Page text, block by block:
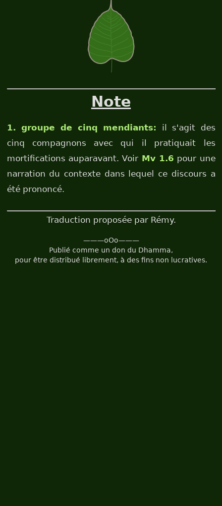
Note
1. groupe de cinq mendiants: il s'agit des
cinq compagnons avec qui il pratiquait les
mortifications auparavant. Voir Mv 1.6 pour une
narration du contexte dans lequel ce discours a
été prononcé.
Traduction proposée par Rémy.
———oOo———
Publié comme un don du Dhamma,
pour être distribué librement, à des fins non lucratives.